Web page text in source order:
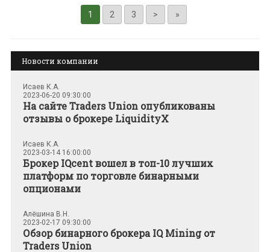
1 2 3 > »
Новости компании
Исаев К.А.
2023-06-20 09:30:00
На сайте Traders Union опубликованы
отзывы о брокере LiquidityX
Исаев К.А.
2023-03-14 16:00:00
Брокер IQcent вошел в топ-10 лучших
платформ по торговле бинарными
опционами
Алёшина В.Н.
2023-02-17 09:30:00
Обзор бинарного брокера IQ Mining от
Traders Union